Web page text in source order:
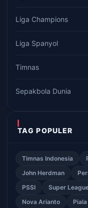
Liga Champions
Liga Spanyol
Timnas
Sepakbola Dunia
TAG POPULER
Timnas Indonesia
John Herdman
PSSI
Super
Nova Arianto